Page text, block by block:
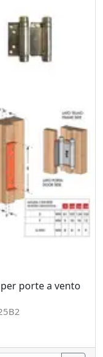
porte a vento